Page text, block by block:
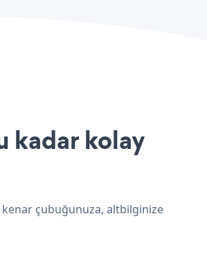
kadar kolay
kenar çubuğunuza, altbilginize